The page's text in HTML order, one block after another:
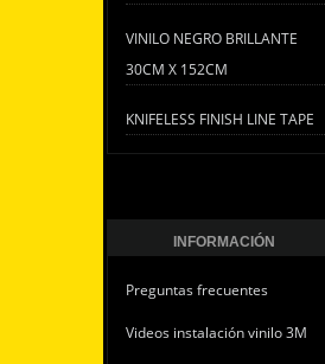
VINILO NEGRO BRILLANTE
30CM X 152CM
KNIFELESS FINISH LINE TAPE
INFORMACIÓN
Preguntas frecuentes
Videos instalación vinilo 3M